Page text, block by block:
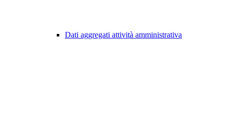
Dati aggregati attività amministrativa